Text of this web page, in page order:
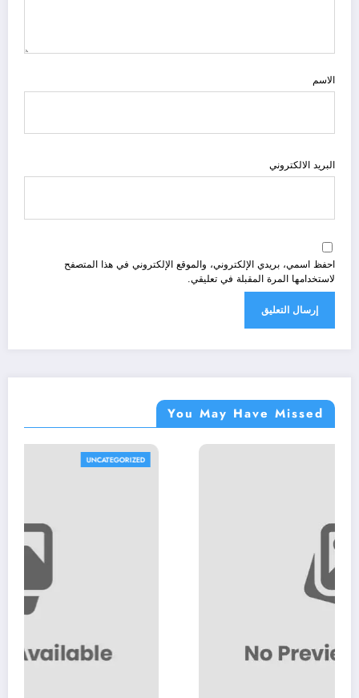
الاسم
البريد الالكتروني
احفظ اسمي، بريدي الإلكتروني، والموقع الإلكتروني في هذا المتصفح
لاستخدامها المرة المقبلة في تعليقي.
You May Have Missed